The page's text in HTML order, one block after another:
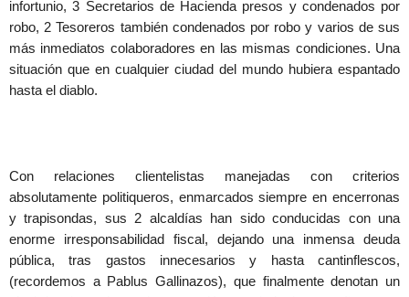
infortunio, 3 Secretarios de Hacienda presos y condenados por
robo, 2 Tesoreros también condenados por robo y varios de sus
más inmediatos colaboradores en las mismas condiciones. Una
situación que en cualquier ciudad del mundo hubiera espantado
hasta el diablo.
Con relaciones clientelistas manejadas con criterios
absolutamente politiqueros, enmarcados siempre en encerronas
y trapisondas, sus 2 alcaldías han sido conducidas con una
enorme irresponsabilidad fiscal, dejando una inmensa deuda
pública, tras gastos innecesarios y hasta cantinflescos,
(recordemos a Pablus Gallinazos), que finalmente denotan un